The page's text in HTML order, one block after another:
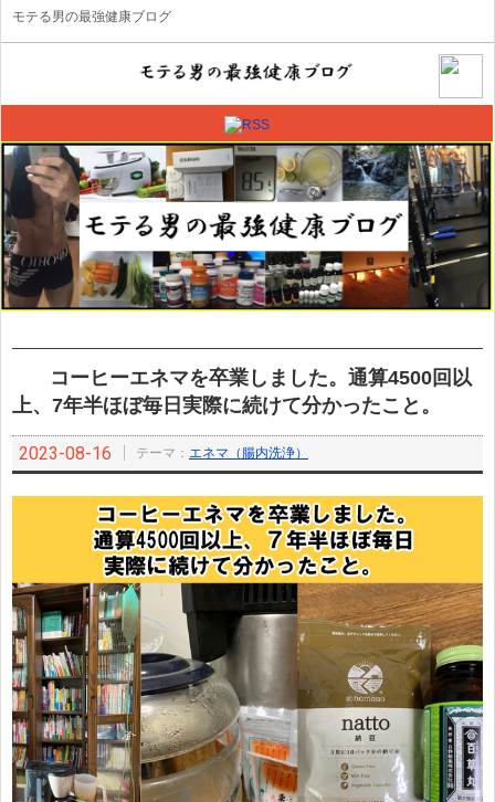
モテる男の最強健康ブログ
コーヒーエネマを卒業しました。通算4500回以
上、7年半ほぼ毎日実際に続けて分かったこと。
2023-08-16 テーマ： エネマ（腸内洗浄）